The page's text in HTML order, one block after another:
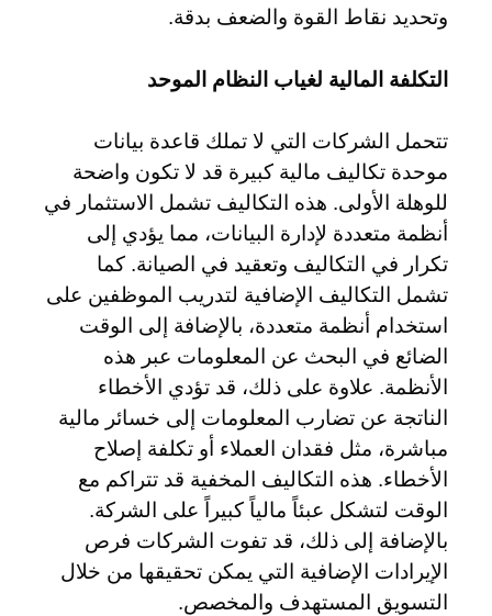
وتحديد نقاط القوة والضعف بدقة.
التكلفة المالية لغياب النظام الموحد
تتحمل الشركات التي لا تملك قاعدة بيانات
موحدة تكاليف مالية كبيرة قد لا تكون واضحة
للوهلة الأولى. هذه التكاليف تشمل الاستثمار في
أنظمة متعددة لإدارة البيانات، مما يؤدي إلى
تكرار في التكاليف وتعقيد في الصيانة. كما
تشمل التكاليف الإضافية لتدريب الموظفين على
استخدام أنظمة متعددة، بالإضافة إلى الوقت
الضائع في البحث عن المعلومات عبر هذه
الأنظمة. علاوة على ذلك، قد تؤدي الأخطاء
الناتجة عن تضارب المعلومات إلى خسائر مالية
مباشرة، مثل فقدان العملاء أو تكلفة إصلاح
الأخطاء. هذه التكاليف المخفية قد تتراكم مع
الوقت لتشكل عبئاً مالياً كبيراً على الشركة.
بالإضافة إلى ذلك، قد تفوت الشركات فرص
الإيرادات الإضافية التي يمكن تحقيقها من خلال
التسويق المستهدف والمخصص.